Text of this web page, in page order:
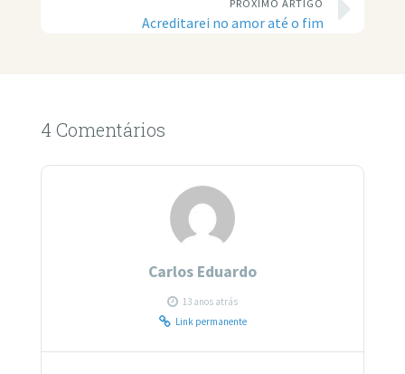
PRÓXIMO ARTIGO
Acreditarei no amor até o fim
4 Comentários
Carlos Eduardo
13 anos atrás
Link permanente